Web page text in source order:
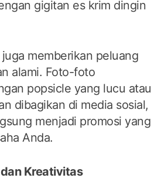
gigitan es krim dingin
memberikan peluang
alami. Foto-foto
popsicle yang lucu atau
dibagikan di media sosial,
menjadi promosi yang
Anda.
Kreativitas